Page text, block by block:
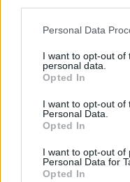
Personal Data
I want to opt-out of
personal data.
Opted In
I want to opt-out of
Personal Data.
Opted In
I want to opt-out of
Personal Data for
Opted In
Leoni d'Inghilterra
Umbrola FA è
troppoquella
britannici, Gary
visto il recente
europeo: 'se non
'. Restando in